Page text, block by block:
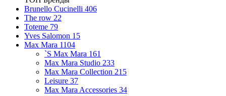
Brunello Cucinelli 406
The row 22
Toteme 79
Yves Salomon 15
Max Mara 1104
`S Max Mara 161
Max Mara Studio 233
Max Mara Collection 215
Leisure 37
Max Mara Accessories 34